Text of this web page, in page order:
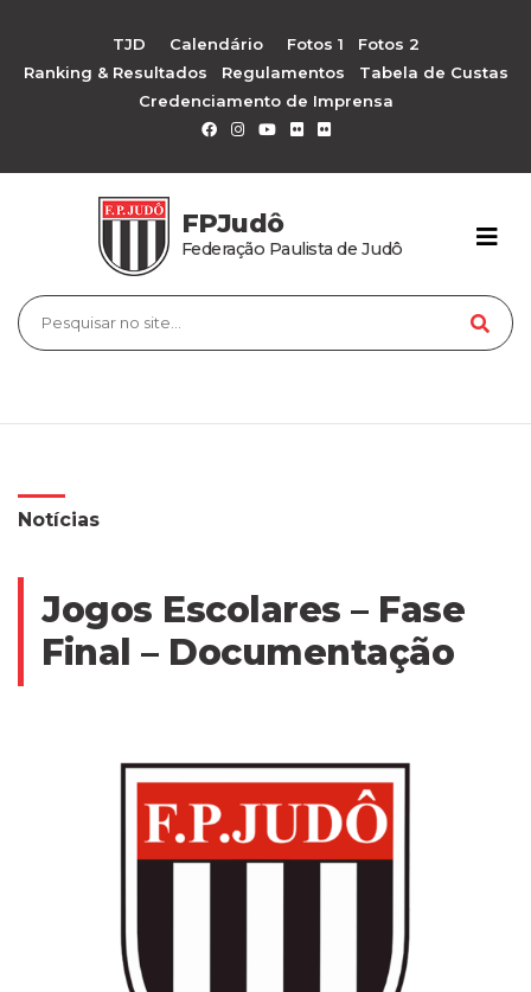
TJD Calendário Fotos 1
Fotos 2
Ranking & Resultados
Regulamentos
Tabela de Custas
Credenciamento de Imprensa
FPJudô
Federação Paulista de Judô
Notícias
Jogos Escolares – Fase
Final – Documentação